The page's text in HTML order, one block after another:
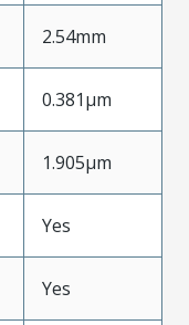
2.54mm
0.381µm
1.905µm
Yes
Yes